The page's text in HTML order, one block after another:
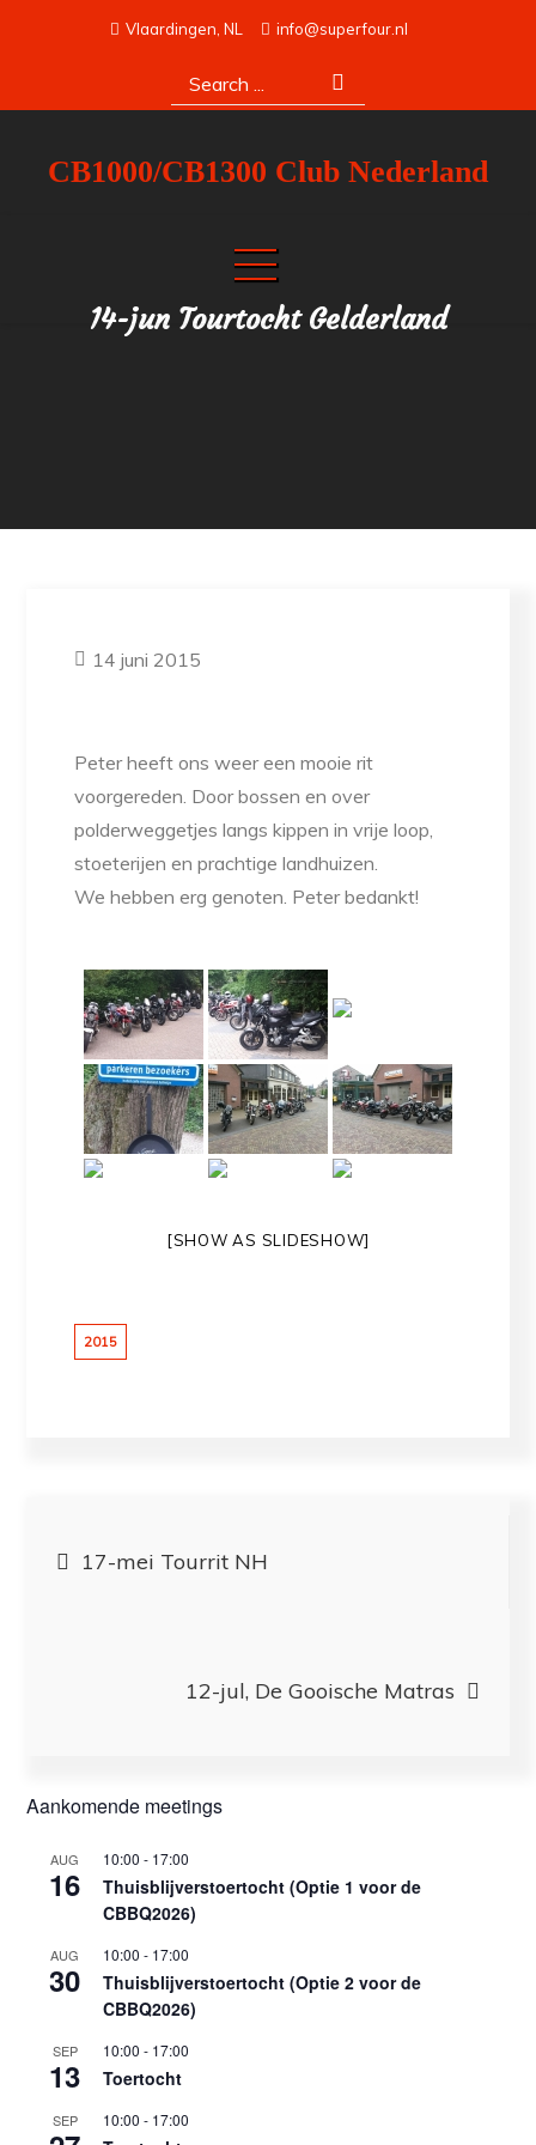
Vlaardingen, NL info@superfour.nl
Search
for:
CB1000/CB1300 Club Nederland
14-jun Tourtocht Gelderland
14 juni 2015
Peter heeft ons weer een mooie rit
voorgereden. Door bossen en over
polderweggetjes langs kippen in vrije loop,
stoeterijen en prachtige landhuizen.
We hebben erg genoten. Peter bedankt!
[SHOW AS SLIDESHOW]
2015
17-mei Tourrit NH
12-jul, De Gooische Matras
Aankomende meetings
AUG
16
10:00 - 17:00
Thuisblijverstoertocht (Optie 1 voor de
CBBQ2026)
AUG
30
10:00 - 17:00
Thuisblijverstoertocht (Optie 2 voor de
CBBQ2026)
SEP
13
10:00 - 17:00
Toertocht
SEP 10:00 - 17:00